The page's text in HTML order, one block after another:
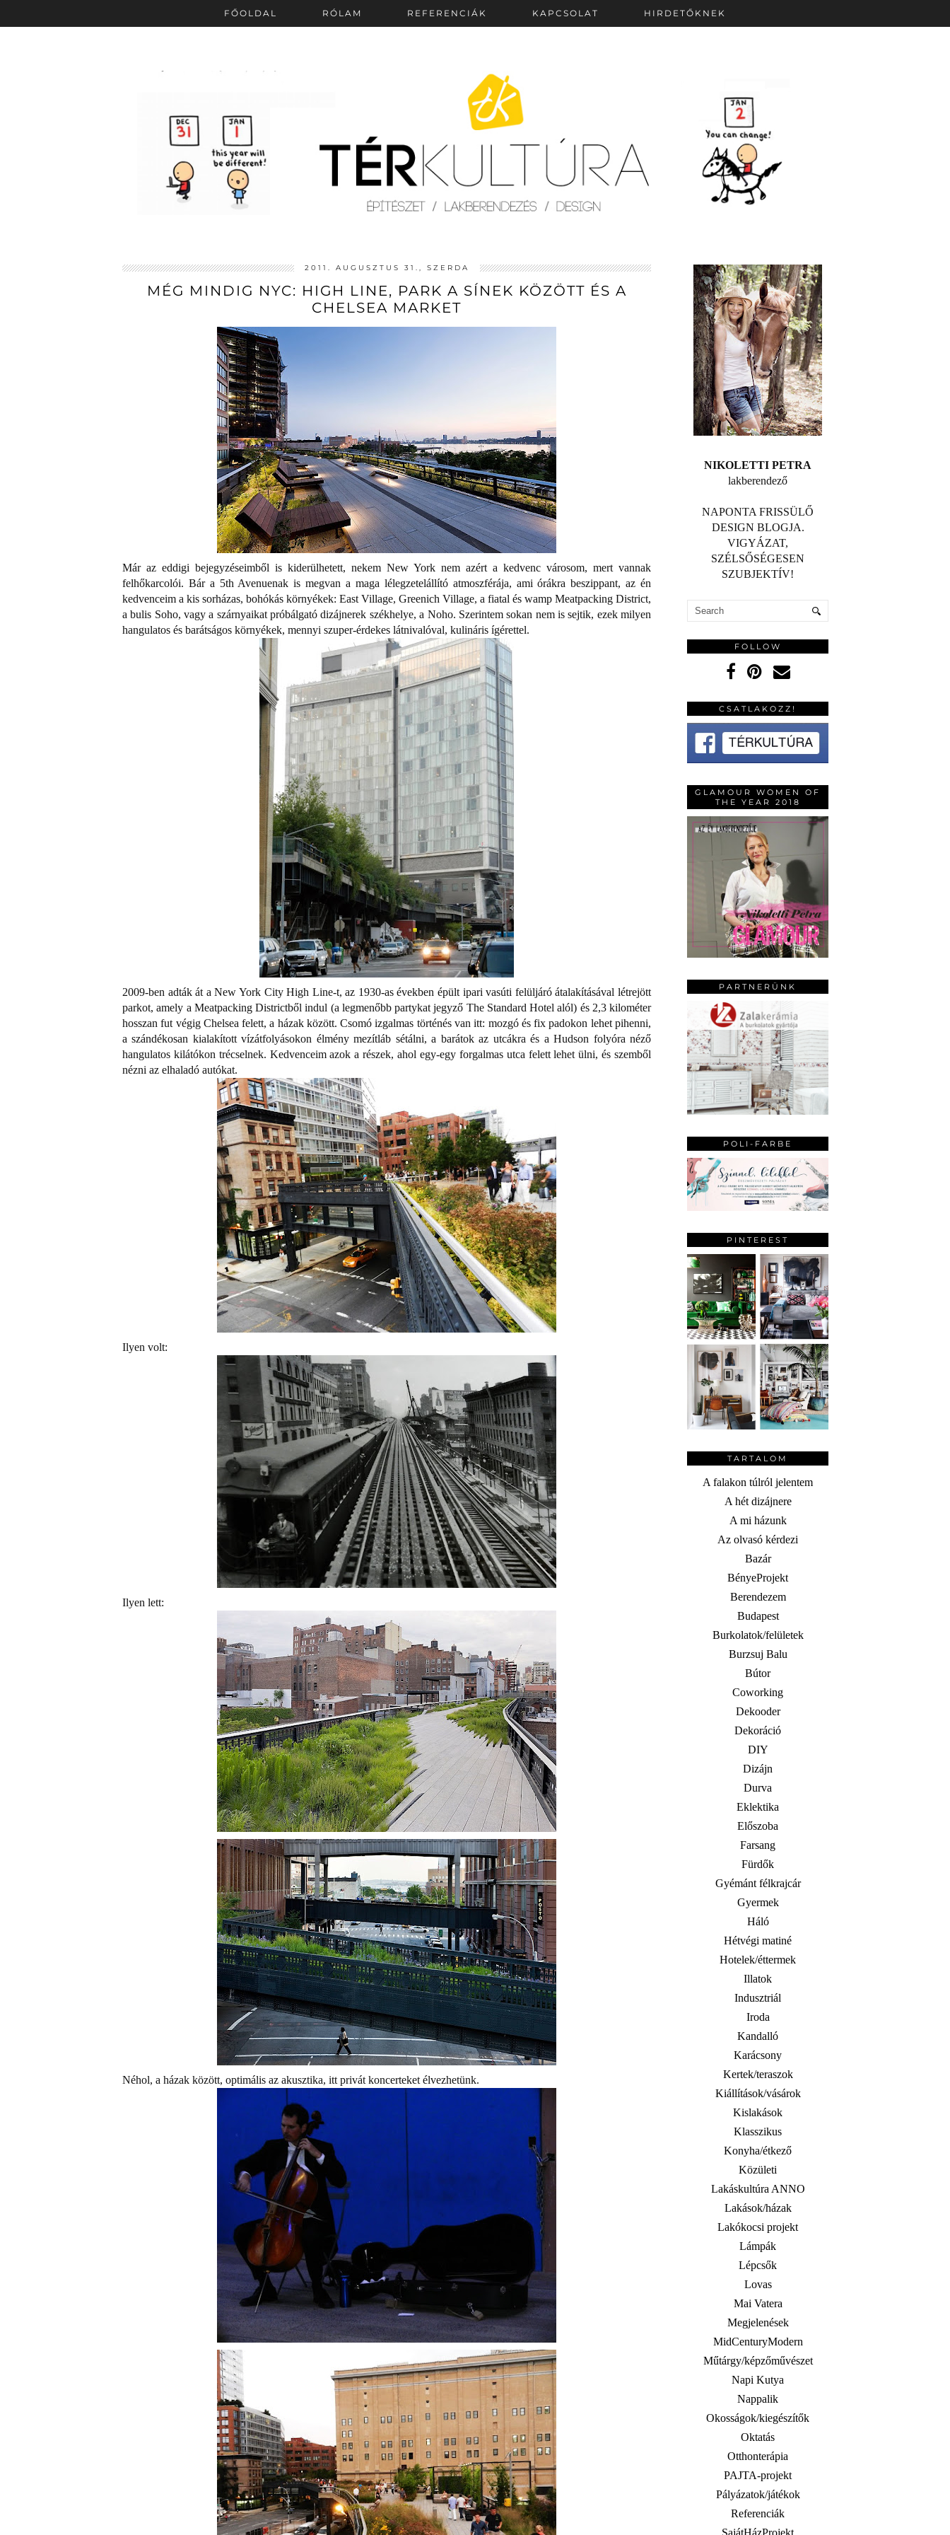
FŐOLDAL RÓLAM REFERENCIÁK KAPCSOLAT HIRDETŐKNEK
2011. AUGUSZTUS 31., SZERDA
MÉG MINDIG NYC: HIGH LINE, PARK A SÍNEK KÖZÖTT ÉS A
CHELSEA MARKET
Már az eddigi bejegyzéseimből is kiderülhetett, nekem New York nem azért a kedvenc városom, mert vannak
felhőkarcolói. Bár a 5th Avenuenak is megvan a maga lélegzetelállító atmoszférája, ami órákra beszippant, az én
kedvenceim a kis sorházas, bohókás környékek: East Village, Greenich Village, a fiatal és wamp Meatpacking District,
a bulis Soho, vagy a szárnyaikat próbálgató dizájnerek székhelye, a Noho. Szerintem sokan nem is sejtik, ezek milyen
hangulatos és barátságos környékek, mennyi szuper-érdekes látnivalóval, kulináris ígérettel.
2009-ben adták át a New York City High Line-t, az 1930-as években épült ipari vasúti felüljáró átalakításával létrejött
parkot, amely a Meatpacking Districtből indul (a legmenőbb partykat jegyző The Standard Hotel alól) és 2,3 kilométer
hosszan fut végig Chelsea felett, a házak között. Csomó izgalmas történés van itt: mozgó és fix padokon lehet pihenni,
a szándékosan kialakított vízátfolyásokon élmény mezítláb sétálni, a barátok az utcákra és a Hudson folyóra néző
hangulatos kilátókon trécselnek. Kedvenceim azok a részek, ahol egy-egy forgalmas utca felett lehet ülni, és szemből
nézni az elhaladó autókat.
Ilyen volt:
Ilyen lett:
Néhol, a házak között, optimális az akusztika, itt privát koncerteket élvezhetünk.
NIKOLETTI PETRA
lakberendező
NAPONTA FRISSÜLŐ
DESIGN BLOGJA.
VIGYÁZAT,
SZÉLSŐSÉGESEN
SZUBJEKTÍV!
FOLLOW
CSATLAKOZZ!
GLAMOUR WOMEN OF
THE YEAR 2018
PARTNERÜNK
POLI-FARBE
PINTEREST
TARTALOM
A falakon túlról jelentem
A hét dizájnere
A mi házunk
Az olvasó kérdezi
Bazár
BényeProjekt
Berendezem
Budapest
Burkolatok/felületek
Burzsuj Balu
Bútor
Coworking
Dekooder
Dekoráció
DIY
Dizájn
Durva
Eklektika
Előszoba
Farsang
Fürdők
Gyémánt félkrajcár
Gyermek
Háló
Hétvégi matiné
Hotelek/éttermek
Illatok
Indusztriál
Iroda
Kandalló
Karácsony
Kertek/teraszok
Kiállítások/vásárok
Kislakások
Klasszikus
Konyha/étkező
Közületi
Lakáskultúra ANNO
Lakások/házak
Lakókocsi projekt
Lámpák
Lépcsők
Lovas
Mai Vatera
Megjelenések
MidCenturyModern
Műtárgy/képzőművészet
Napi Kutya
Nappalik
Okosságok/kiegészítők
Oktatás
Otthonterápia
PAJTA-projekt
Pályázatok/játékok
Referenciák